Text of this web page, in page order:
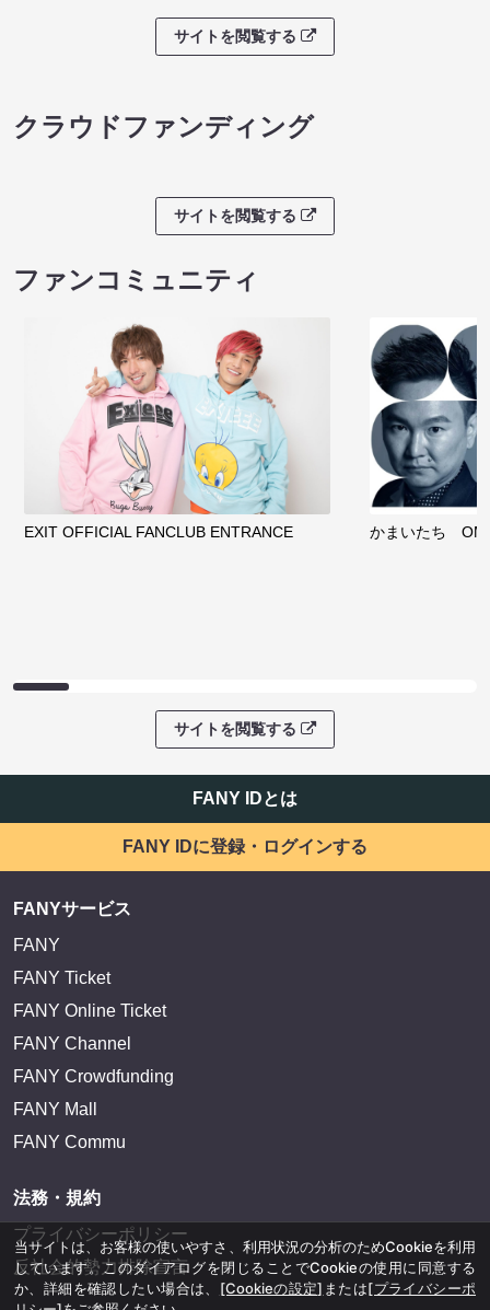
サイトを閲覧する
クラウドファンディング
サイトを閲覧する
ファンコミュニティ
EXIT OFFICIAL FANCLUB ENTRANCE かまいたち
サイトを閲覧する
FANY IDとは
FANY IDに登録・ログインする
FANYサービス
FANY
FANY Ticket
FANY Online Ticket
FANY Channel
FANY Crowdfunding
FANY Mall
FANY Commu
法務・規約
プライバシーポリシー
反社会的勢力排除宣言
当サイトは、お客様の使いやすさ、利用状況の分析のためCookieを利用
しています。このダイアログを閉じることでCookieの使用に同意する
か、詳細を確認したい場合は、 [Cookieの設定] または[プライバシーポ